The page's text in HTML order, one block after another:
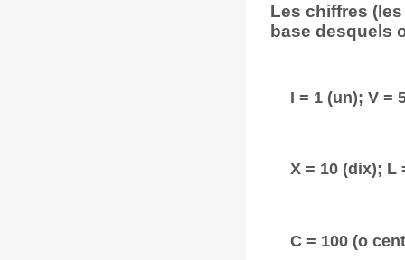
Les chiffres
base desquels
I = 1 (un); V =
X = 10 (dix); L
C = 100 (o